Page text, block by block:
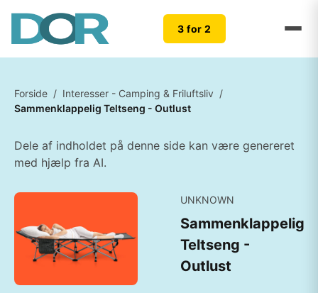
3 for 2
Forside / Interesser - Camping & Friluftsliv /
Sammenklappelig Teltseng - Outlust
Dele af indholdet på denne side kan være genereret
med hjælp fra AI.
UNKNOWN
Sammenklappelig
Teltseng -
Outlust